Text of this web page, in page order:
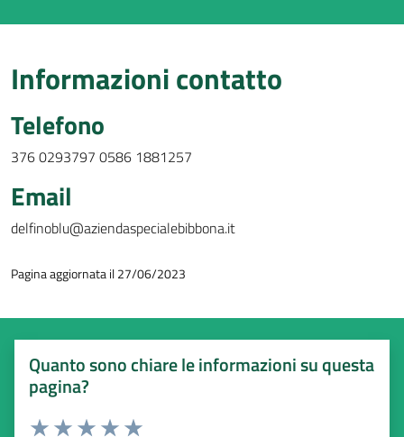
Informazioni contatto
Telefono
376 0293797 0586 1881257
Email
delfinoblu@aziendaspecialebibbona.it
Pagina aggiornata il 27/06/2023
Quanto sono chiare le informazioni su questa
pagina?